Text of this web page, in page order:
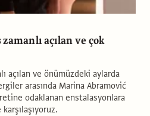
açılan ve çok
açılan ve önümüzdeki aylarda
arasında Marina Abramović
odaklanan enstalasyonlara